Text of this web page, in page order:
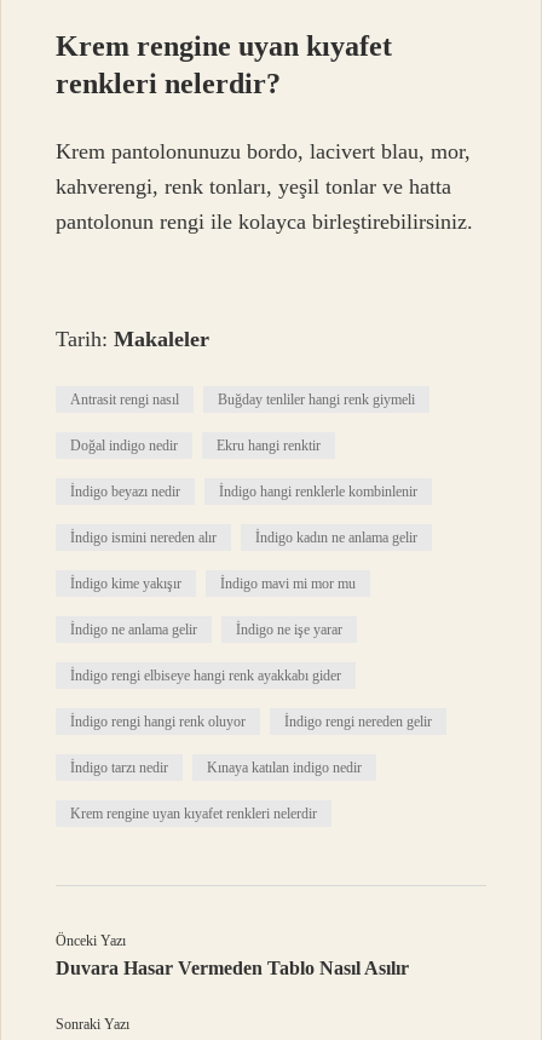
Krem rengine uyan kıyafet
renkleri nelerdir?
Krem pantolonunuzu bordo, lacivert blau, mor,
kahverengi, renk tonları, yeşil tonlar ve hatta
pantolonun rengi ile kolayca birleştirebilirsiniz.
Tarih:Makaleler
Antrasit rengi nasıl Buğday tenliler hangi renk giymeli
Doğal indigo nedir Ekru hangi renktir
İndigo beyazı nedir İndigo hangi renklerle kombinlenir
İndigo ismini nereden alır İndigo kadın ne anlama gelir
İndigo kime yakışır İndigo mavi mi mor mu
İndigo ne anlama gelir İndigo ne işe yarar
İndigo rengi elbiseye hangi renk ayakkabı gider
İndigo rengi hangi renk oluyor İndigo rengi nereden gelir
İndigo tarzı nedir Kınaya katılan indigo nedir
Krem rengine uyan kıyafet renkleri nelerdir
Önceki Yazı
Duvara Hasar Vermeden Tablo Nasıl Asılır
Sonraki Yazı